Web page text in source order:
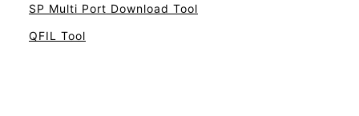
SP Multi Port Download Tool
QFIL Tool